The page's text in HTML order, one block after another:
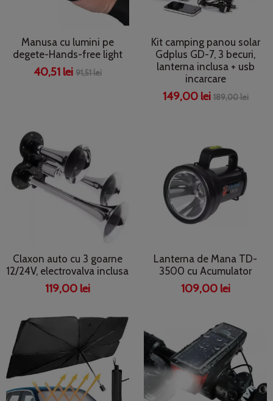
Manusa cu lumini pe
degete-Hands-free light
40,51 lei 91,51 lei
Kit camping panou solar
Gdplus GD-7, 3 becuri,
lanterna inclusa + usb
incarcare
149,00 lei 189,00 lei
Claxon auto cu 3 goarne
12/24V, electrovalva inclusa
119,00 lei
Lanterna de Mana TD-
3500 cu Acumulator
109,00 lei